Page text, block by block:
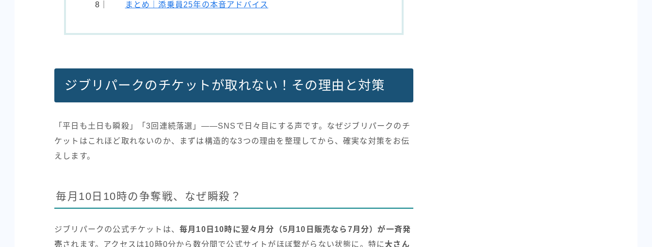
まとめ｜添乗員25年の本音アドバイス
ジブリパークのチケットが取れない！その理由と対策
「平日も土日も瞬殺」「3回連続落選」――SNSで日々目にする声です。なぜジブリパークのチ
ケットはこれほど取れないのか、まずは構造的な3つの理由を整理してから、確実な対策をお伝
えします。
毎月10日10時の争奪戦、なぜ瞬殺？
ジブリパークの公式チケットは、 毎月10日10時に翌々月分（5月10日販売なら7月分）が一斉発
売 されます。アクセスは10時0分から数分間で公式サイトがほぼ繋がらない状態に。特に大さん